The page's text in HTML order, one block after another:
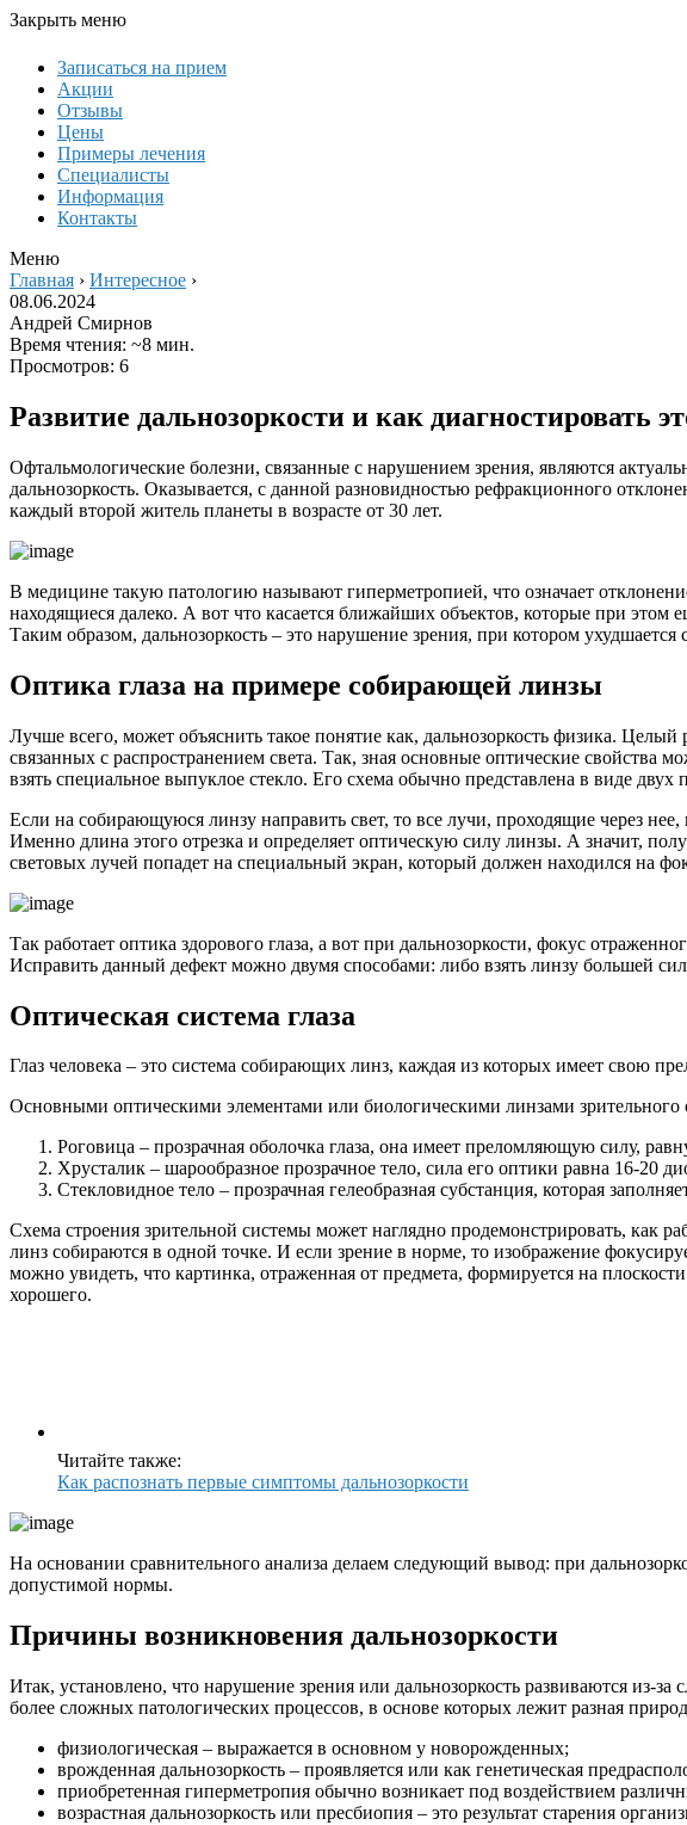
Закрыть меню
Записаться на прием
Акции
Отзывы
Цены
Примеры лечения
Специалисты
Информация
Контакты
Меню
Главная › Интересное ›
08.06.2024
Андрей Смирнов
Время чтения: ~8 мин.
Просмотров: 6
Развитие дальнозоркости и как диагностировать
Офтальмологические болезни, связанные с нарушением зрения, являются
дальнозоркость. Оказывается, с данной разновидностью рефракционного
каждый второй житель планеты в возрасте от 30 лет.
В медицине такую патологию называют гиперметропией, что означает
находящиеся далеко. А вот что касается ближайших объектов, которые при
Таким образом, дальнозоркость – это нарушение зрения, при котором
Оптика глаза на примере собирающей линзы
Лучше всего, может объяснить такое понятие как, дальнозоркость физика.
связанных с распространением света. Так, зная основные оптические
взять специальное выпуклое стекло. Его схема обычно представлена в виде
Если на собирающуюся линзу направить свет, то все лучи, проходящие через
Именно длина этого отрезка и определяет оптическую силу линзы. А значит,
световых лучей попадет на специальный экран, который должен находился на
Так работает оптика здорового глаза, а вот при дальнозоркости, фокус
Исправить данный дефект можно двумя способами: либо взять линзу большей
Оптическая система глаза
Глаз человека – это система собирающих линз, каждая из которых имеет свою
Основными оптическими элементами или биологическими линзами зрительного
Роговица – прозрачная оболочка глаза, она имеет преломляющую силу,
Хрусталик – шарообразное прозрачное тело, сила его оптики равна 16-20
Стекловидное тело – прозрачная гелеобразная субстанция, которая
Схема строения зрительной системы может наглядно продемонстрировать, как
линз собираются в одной точке. И если зрение в норме, то изображение
можно увидеть, что картинка, отраженная от предмета, формируется на
хорошего.
Читайте также:
Как распознать первые симптомы дальнозоркости
На основании сравнительного анализа делаем следующий вывод: при
допустимой нормы.
Причины возникновения дальнозоркости
Итак, установлено, что нарушение зрения или дальнозоркость развиваются из-
более сложных патологических процессов, в основе которых лежит разная
физиологическая – выражается в основном у новорожденных;
врожденная дальнозоркость – проявляется или как генетическая
приобретенная гиперметропия обычно возникает под воздействием
возрастная дальнозоркость или пресбиопия – это результат старения